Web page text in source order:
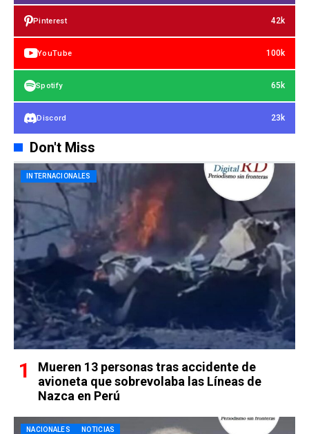
Pinterest 42k
YouTube 100k
Spotify 65k
Discord 23k
Don't Miss
INTERNACIONALES
Mueren 13 personas tras accidente de
avioneta que sobrevolaba las Líneas de
Nazca en Perú
NACIONALES NOTICIAS